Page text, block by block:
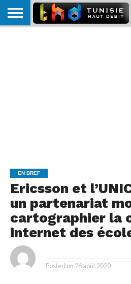
EN BREF
Ericsson et
un partenariat
cartographier la
internet des
Posted on 26 août 2020